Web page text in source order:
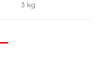
3 kg